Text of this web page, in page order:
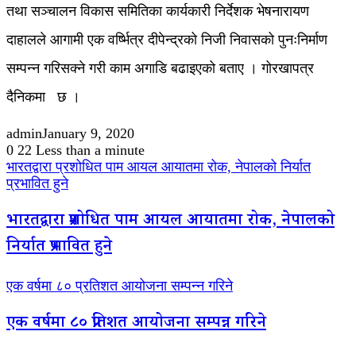
तथा सञ्चालन विकास समितिका कार्यकारी निर्देशक भेषनारायण
दाहालले आगामी एक वर्ष्भित्र दीपेन्द्रको निजी निवासको पुनःनिर्माण
सम्पन्न गरिसक्ने गरी काम अगाडि बढाइएको बताए । गोरखापत्र
दैनिकमा छ ।
adminJanuary 9, 2020
0 22 Less than a minute
भारतद्वारा प्रशोधित पाम आयल आयातमा रोक, नेपालको निर्यात
प्रभावित हुने
भारतद्वारा प्रशोधित पाम आयल आयातमा रोक, नेपालको
निर्यात प्रभावित हुने
एक वर्षमा ८० प्रतिशत आयोजना सम्पन्न गरिने
एक वर्षमा ८० प्रतिशत आयोजना सम्पन्न गरिने